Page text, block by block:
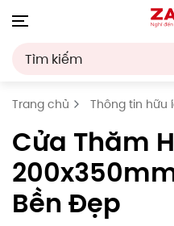
Trang chủ Thông tin hữu
Cửa Thăm
Bền Đẹp